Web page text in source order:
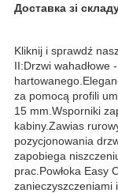
Доставка зі
Kliknij i sprawdź
II:Drzwi wahadłowe
za pomocą profili
15 mm.Wsporniki
kabiny.Zawias
pozycjonowania
zapobiega
prac.Powłoka Easy
zanieczyszczeniami